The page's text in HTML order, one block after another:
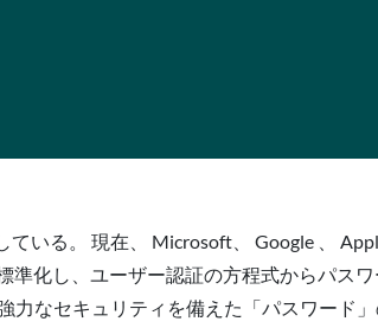
いる。 現在、 Microsoft、 Google 、
化し、ユーザー認証の方程式からパスワ
なセキュリティを備えた「パスワード